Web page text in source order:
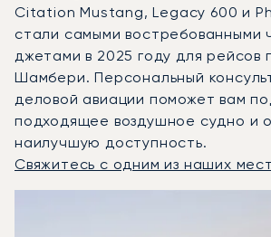
Citation Mustang, Legacy 600 и
стали самыми востребованными
джетами в 2025 году для рейсов
Шамбери. Персональный
деловой авиации поможет вам
подходящее воздушное судно и
наилучшую доступность.
Свяжитесь с одним из наших